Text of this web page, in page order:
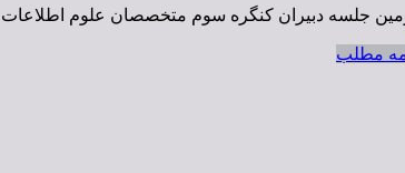
جلسه دبیران کنگره سوم متخصصان علوم اطلاعات
مطلب